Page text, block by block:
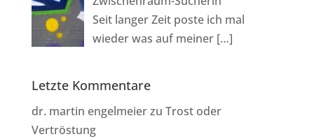
Seit langer Zeit poste ich mal
wieder was auf meiner […]
Letzte Kommentare
dr. martin engelmeierzu Trost oder
Vertröstung